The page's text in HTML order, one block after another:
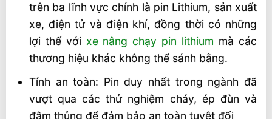
trên ba lĩnh vực chính là pin Lithium, sản xuất
xe, điện tử và điện khí, đồng thời có những
lợi thế với xe nâng chạy pin lithium mà các
thương hiệu khác không thể sánh bằng.
Tính an toàn: Pin duy nhất trong ngành đã
vượt qua các thử nghiệm cháy, ép đùn và
đâm thủng để đảm bảo an toàn tuyệt đối